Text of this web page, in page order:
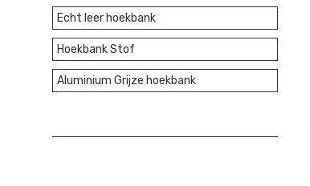
Echt leer hoekbank
Hoekbank Stof
Aluminium Grijze hoekbank